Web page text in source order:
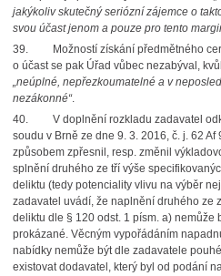
jakýkoliv skutečný seriózní zájemce o
svou účast jenom a pouze pro tento
39.
Možností získání předmětného
o účast se pak Úřad vůbec nezabýval,
„neúplné, nepřezkoumatelné a v
nezákonné“.
40.
V doplnění rozkladu zadavatel
soudu v Brně ze dne 9. 3. 2016, č. j. 62
způsobem zpřesnil, resp. změnil
splnění druhého ze tří výše
deliktu (tedy potenciality vlivu na výběr
zadavatel uvádí, že naplnění druhého ze
deliktu dle § 120 odst. 1 písm. a) nemůže
prokázané. Věcným vypořádáním
nabídky nemůže být dle zadavatele
existovat dodavatel, který byl od podání